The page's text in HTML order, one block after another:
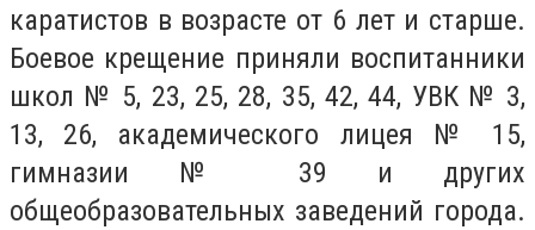
каратистов в возрасте от 6 лет и старше.
Боевое крещение приняли воспитанники
школ № 5, 23, 25, 28, 35, 42, 44, УВК № 3,
13, 26, академического лицея № 15,
гимназии № 39 и других
общеобразовательных заведений города.